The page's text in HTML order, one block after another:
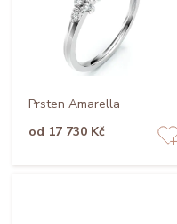
Prsten Amarella
od 17 730 Kč